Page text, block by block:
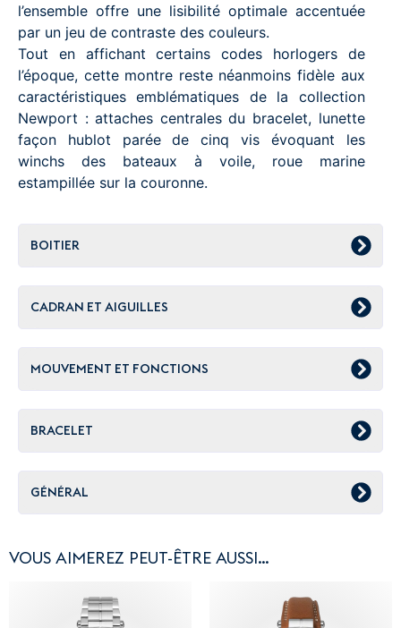
l’ensemble offre une lisibilité optimale accentuée
par un jeu de contraste des couleurs.
Tout en affichant certains codes horlogers de
l’époque, cette montre reste néanmoins fidèle aux
caractéristiques emblématiques de la collection
Newport : attaches centrales du bracelet, lunette
façon hublot parée de cinq vis évoquant les
winchs des bateaux à voile, roue marine
estampillée sur la couronne.
BOITIER
CADRAN ET AIGUILLES
MOUVEMENT ET FONCTIONS
BRACELET
GÉNÉRAL
VOUS AIMEREZ PEUT-ÊTRE AUSSI…